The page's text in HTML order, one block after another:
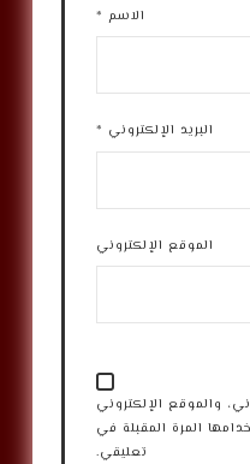
الاسم *
البريد الإلكتروني *
الموقع الإلكتروني
والموقع الإلكتروني
المرة المقبلة في
تعليقي.